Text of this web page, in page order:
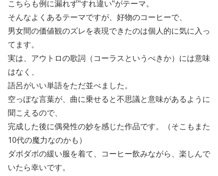
こちらも例に漏れず"すれ違い"がテーマ。
そんなよくあるテーマですが、好物のコーヒーで、
男女間の価値観のズレを表現できたのは個人的に気に入っ
てます。
実は、アウトロの歌詞（コーラスというべきか）には意味
はなく、
語呂がいい単語をただ並べました。
空っぽな言葉が、曲に乗せると不思議と意味があるように
聞こえるので、
完成した後に偶発性の妙を感じた作品です。（そこもまた
10代の魔力なのかも）
ダボダボの緩い服を着て、コーヒー飲みながら、楽しんで
いたら幸いです。